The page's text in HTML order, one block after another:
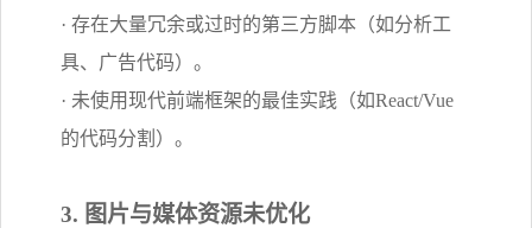
· 存在大量冗余或过时的第三方脚本（如分析工
具、广告代码）。
· 未使用现代前端框架的最佳实践（如React/Vue
的代码分割）。
3. 图片与媒体资源未优化